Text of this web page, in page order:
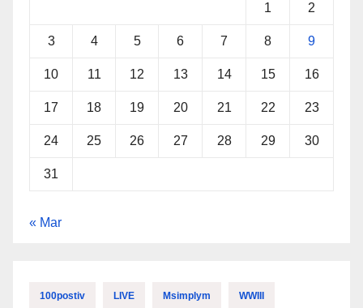
1 2
3 4 5 6 7 8 9
10 11 12 13 14 15 16
17 18 19 20 21 22 23
24 25 26 27 28 29 30
31
« Mar
100postiv LIVE Msimplym WWIII